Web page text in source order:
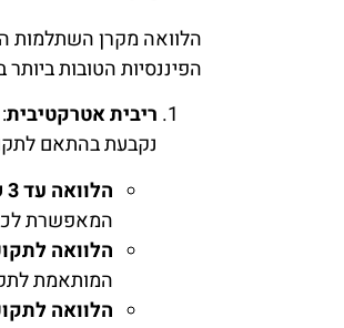
הלוואה מקרן השתלמות
הפיננסיות הטובות ביותר
ריבית אטרקטיבית
נקבעת בהתאם
הלוואה עד 3 שנים
המאפשרת
הלוואה לתקופה
המותאמת
הלוואה לתקופה